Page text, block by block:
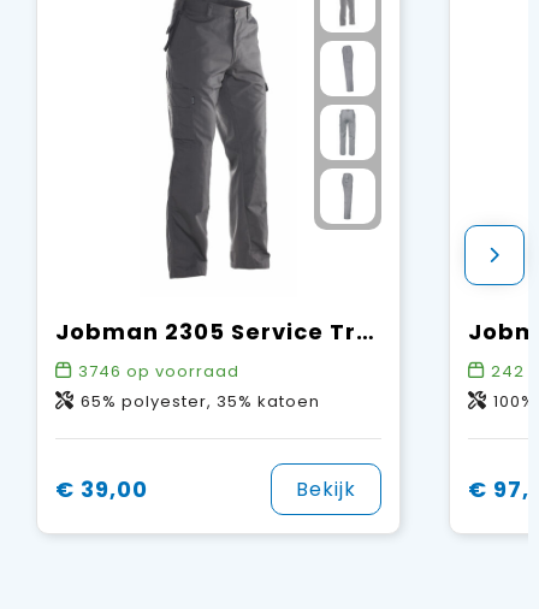
Jobman 2305 Service Trousers
3746 op voorraad
65% polyester, 35% katoen
€ 39,00 Bekijk
242
€